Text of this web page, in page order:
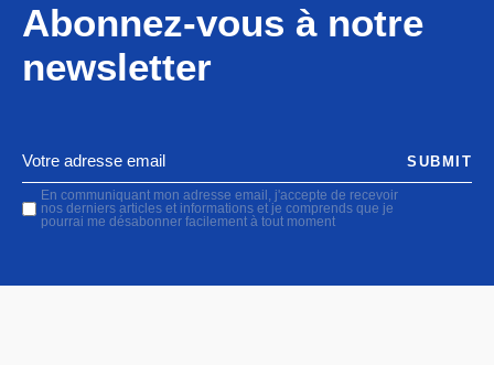
Abonnez-vous à notre
newsletter
En communiquant mon adresse email, j'accepte de recevoir
nos derniers articles et informations et je comprends que je
pourrai me désabonner facilement à tout moment
SUBMIT